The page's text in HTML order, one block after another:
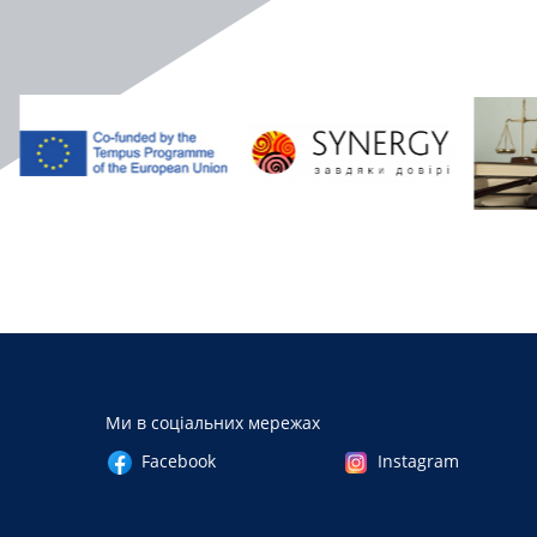
Наші партнери
Ми в соціальних мережах
Facebook
Instagram